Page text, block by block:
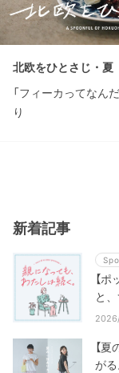
北欧をひとさじ・夏
「フィーカってなん
り
新着記事
【
と
【
が